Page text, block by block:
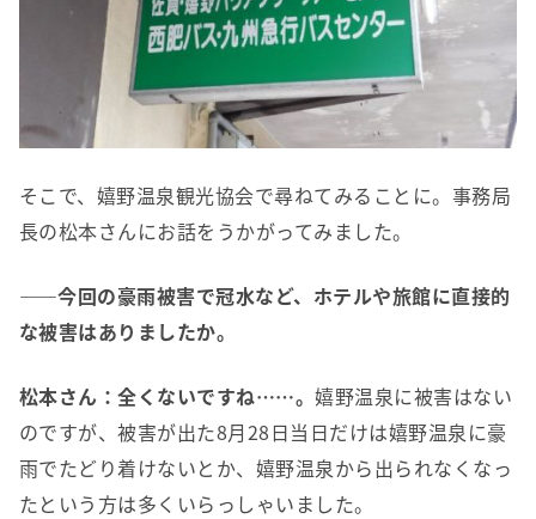
そこで、嬉野温泉観光協会で尋ねてみることに。事務局
長の松本さんにお話をうかがってみました。
――今回の豪雨被害で冠水など、ホテルや旅館に直接的
な被害はありましたか。
松本さん：全くないですね……。嬉野温泉に被害はない
のですが、被害が出た8月28日当日だけは嬉野温泉に豪
雨でたどり着けないとか、嬉野温泉から出られなくなっ
たという方は多くいらっしゃいました。